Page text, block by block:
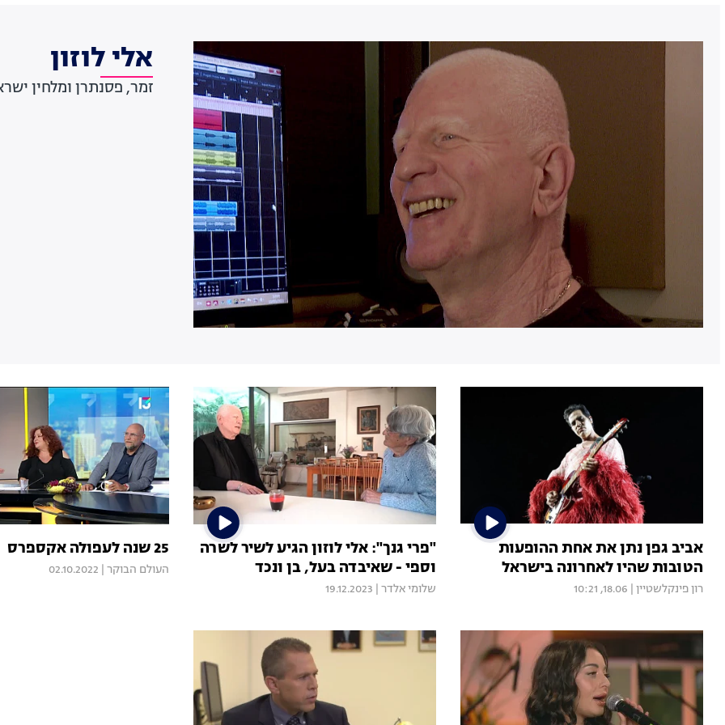
אלי לוזון
זמר, פסנתרן ומלחין
אביב גפן נתן את אחת ההופעות
הטובות שהיו לאחרונה בישראל
רון פינקלשטיין 18.06, 10:21
"פרי גנך": אלי לוזון הגיע לשיר לשרה
וספי - שאיבדה בעל, בן ונכד
שלומי אלדר 19.12.2023
25 שנה לעפולה אקספרס
העולם הבוקר 02.10.2022